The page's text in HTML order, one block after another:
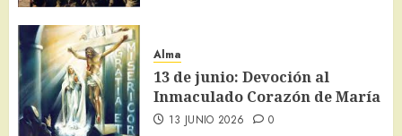
Alma
13 de junio: Devoción al
Inmaculado Corazón de María
13 JUNIO 2026 0